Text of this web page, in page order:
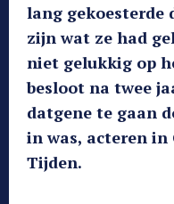
lang gekoesterde
zijn wat ze had
niet gelukkig op
besloot na twee
datgene te gaan
in was, acteren in
Tijden.